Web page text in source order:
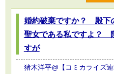
婚約破棄ですか？ 殿下
聖女である私ですよ？
すが
猪木洋平@【コミカライズ連